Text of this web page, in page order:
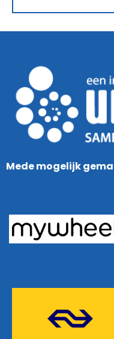
Mede mogelijk